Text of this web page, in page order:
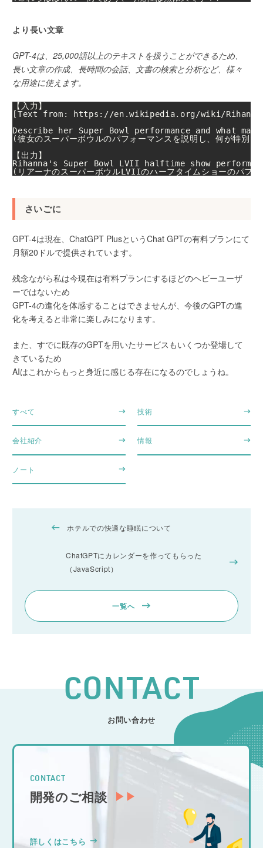
より長い文章
GPT-4は、25,000語以上のテキストを扱うことができるため、
長い文章の作成、長時間の会話、文書の検索と分析など、様々
な用途に使えます。
【入力】
[Text from: https://en.wikipedia.org/wiki/
Describe her Super Bowl performance and what
(彼女のスーパーボウルのパフォーマンスを説明し、何が特別
【出力】
Rihanna's Super Bowl LVII halftime show
(リアーナのスーパーボウルLVIIのハーフタイムショーのパフ
さいごに
GPT-4は現在、ChatGPT PlusというChat GPTの有料プランにて
月額20ドルで提供されています。
残念ながら私は今現在は有料プランにするほどのヘビーユーザ
ーではないため
GPT-4の進化を体感することはできませんが、今後のGPTの進
化を考えると非常に楽しみになります。
また、すでに既存のGPTを用いたサービスもいくつか登場して
きているため
AIはこれからもっと身近に感じる存在になるのでしょうね。
すべて 技術
会社紹介 情報
ノート
ホテルでの快適な睡眠について
ChatGPTにカレンダーを作ってもらった
（JavaScript）
一覧へ
CONTACT
お問い合わせ
CONTACT
開発のご相談
詳しくはこちら